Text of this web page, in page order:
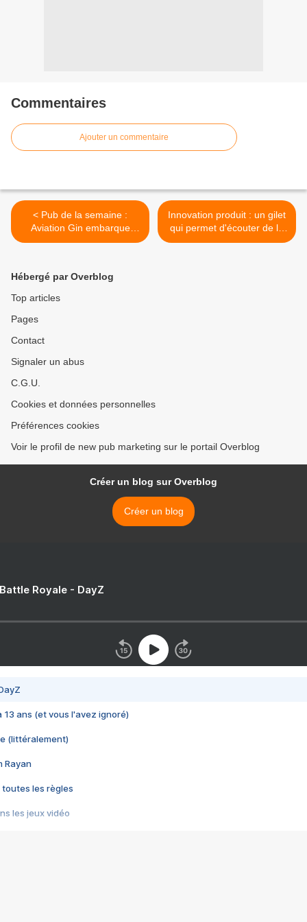
Commentaires
Ajouter un commentaire
< Pub de la semaine :
Aviation Gin embarque
l'acteur Ryan Reynolds
Innovation produit : un gilet
qui permet d'écouter de la
musique pour les
Hébergé par Overblog
Top articles
Pages
Contact
Signaler un abus
C.G.U.
Cookies et données personnelles
Préférences cookies
Voir le profil de new pub marketing sur le portail Overblog
Créer un blog sur Overblog
Créer un blog
Royale - DayZ
13 ans (et vous l'avez ignoré)
(littéralement)
Rayan
toutes les règles
les jeux vidéo